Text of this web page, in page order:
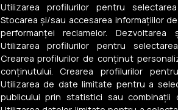
Spații comerciale de închiriat
Spații comerciale de închiriat
Spații comerciale de închiriat
Utilizarea profilurilor pentru
Stocarea și/sau accesarea informațiilor
performanței reclamelor. Dezvoltarea
Utilizarea profilurilor pentru
Crearea profilurilor de conținut
conținutului. Crearea profilurilor
Utilizarea de date limitate pentru a
publicului prin statistici sau